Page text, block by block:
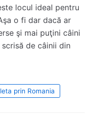
locul ideal pentru
o fi dar dacă ar
şi mai puţini câini
de câinii din
prin Romania